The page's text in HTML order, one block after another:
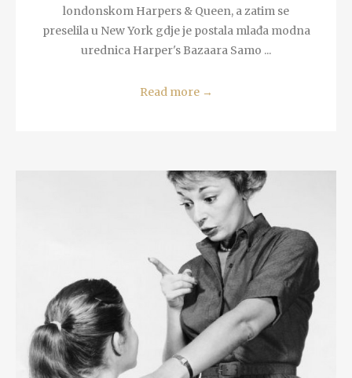
londonskom Harpers & Queen, a zatim se
preselila u New York gdje je postala mlađa modna
urednica Harper's Bazaara Samo ...
Read more →
READ MORE